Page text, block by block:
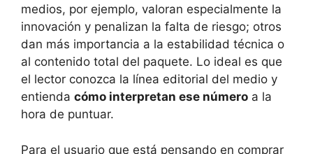
medios, por ejemplo, valoran especialmente la
innovación y penalizan la falta de riesgo; otros
dan más importancia a la estabilidad técnica o
al contenido total del paquete. Lo ideal es que
el lector conozca la línea editorial del medio y
entienda cómo interpretan ese número a la
hora de puntuar.
Para el usuario que está pensando en comprar